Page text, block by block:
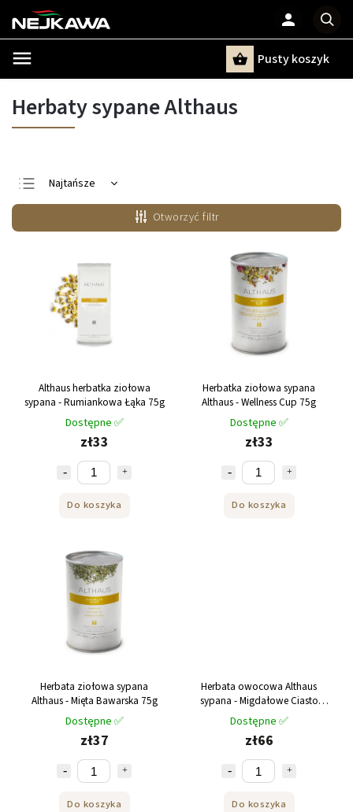
Pusty koszyk
Herbaty sypane Althaus
Najtańsze
Najdroższe
Alfabetycznie
Otworzyć filtr
Althaus herbatka ziołowa
sypana - Rumiankowa Łąka 75g
Dostępne ✅
zł33
Do koszyka
Herbatka ziołowa sypana
Althaus - Wellness Cup 75g
Dostępne ✅
zł33
Do koszyka
Herbata ziołowa sypana
Althaus - Mięta Bawarska 75g
Dostępne ✅
zł37
Do koszyka
Herbata owocowa Althaus
sypana - Migdałowe Ciasto
200g
Dostępne ✅
zł66
Do koszyka